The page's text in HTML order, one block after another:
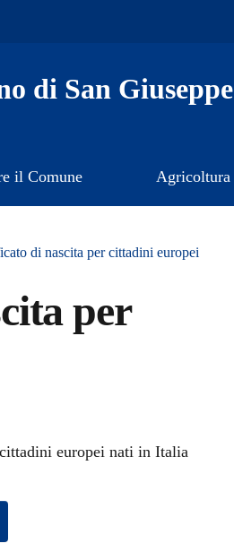
di San Giuseppe
il Comune Agricoltura
di nascita per cittadini europei
per
europei nati in Italia